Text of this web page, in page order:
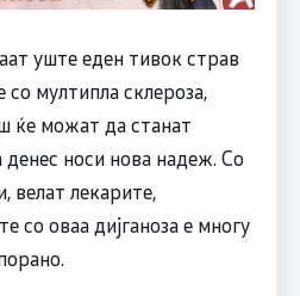
уште еден тивок страв
мултипла склероза,
ќе можат да станат
носи нова надеж. Со
велат лекарите,
со оваа дијганоза е многу